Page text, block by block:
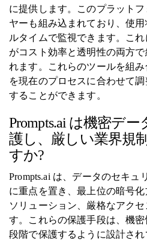
に提供します。このプラットフ
ヤーも組み込まれており、使
ルタイムで監視できます。こ
がコスト効率と透明性の両方
れます。これらのツールを組
を現在のプロセスに合わせて
することができます。
Prompts.ai は機密デ
護し、厳しい業界規
すか?
Prompts.ai は、データのセキュ
に重点を置き、最上位の暗号
ソリューション、厳格なアク
す。これらの保護手段は、機
段階で保護するように設計され